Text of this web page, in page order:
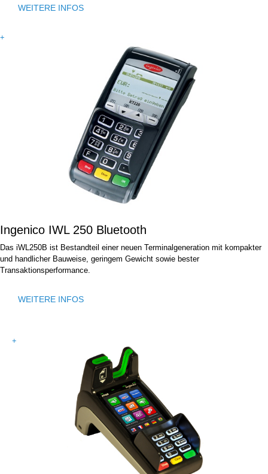
WEITERE INFOS
+
Ingenico IWL 250 Bluetooth
Das iWL250B ist Bestandteil einer neuen Terminalgeneration mit kompakter
und handlicher Bauweise, geringem Gewicht sowie bester
Transaktionsperformance.
WEITERE INFOS
+